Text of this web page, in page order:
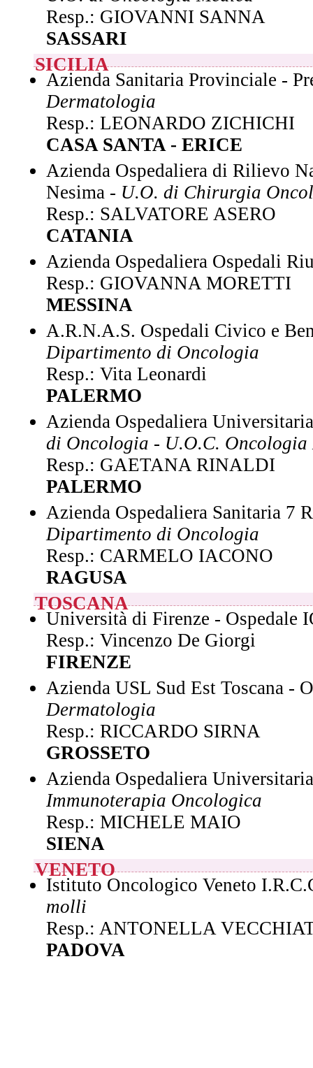
Resp.: GIOVANNI SANNA
SASSARI
SICILIA
Azienda Sanitaria Provinciale -
Dermatologia
Resp.: LEONARDO ZICHICHI
CASA SANTA - ERICE
Azienda Ospedaliera di Rilievo
Nesima - U.O. di Chirurgia
Resp.: SALVATORE ASERO
CATANIA
Azienda Ospedaliera Ospedali
Resp.: GIOVANNA MORETTI
MESSINA
A.R.N.A.S. Ospedali Civico e
Dipartimento di Oncologia
Resp.: Vita Leonardi
PALERMO
Azienda Ospedaliera
di Oncologia - U.O.C. Oncologia
Resp.: GAETANA RINALDI
PALERMO
Azienda Ospedaliera Sanitaria 7
Dipartimento di Oncologia
Resp.: CARMELO IACONO
RAGUSA
TOSCANA
Università di Firenze - Ospedale
Resp.: Vincenzo De Giorgi
FIRENZE
Azienda USL Sud Est Toscana -
Dermatologia
Resp.: RICCARDO SIRNA
GROSSETO
Azienda Ospedaliera
Immunoterapia Oncologica
Resp.: MICHELE MAIO
SIENA
VENETO
Istituto Oncologico Veneto
molli
Resp.: ANTONELLA
PADOVA